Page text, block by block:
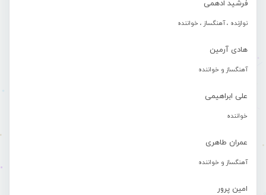
فرشید ادهمی
نوازنده ، آهنگساز ، خواننده
هادی آرمین
آهنگساز و خواننده
علی ابراهیمی
خواننده
عمران طاهری
آهنگساز و خواننده
امین پرور